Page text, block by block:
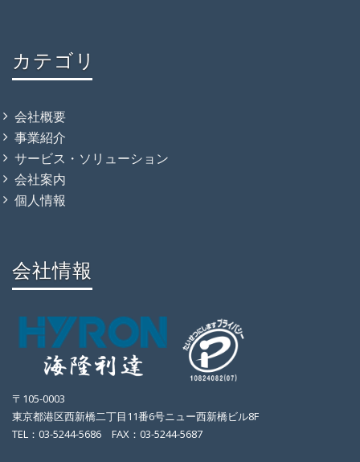
カテゴリ
会社概要
事業紹介
サービス・ソリューション
会社案内
個人情報
会社情報
〒105-0003
東京都港区西新橋二丁目11番6号ニュー西新橋ビル8F
TEL：03-5244-5686 FAX：03-5244-5687